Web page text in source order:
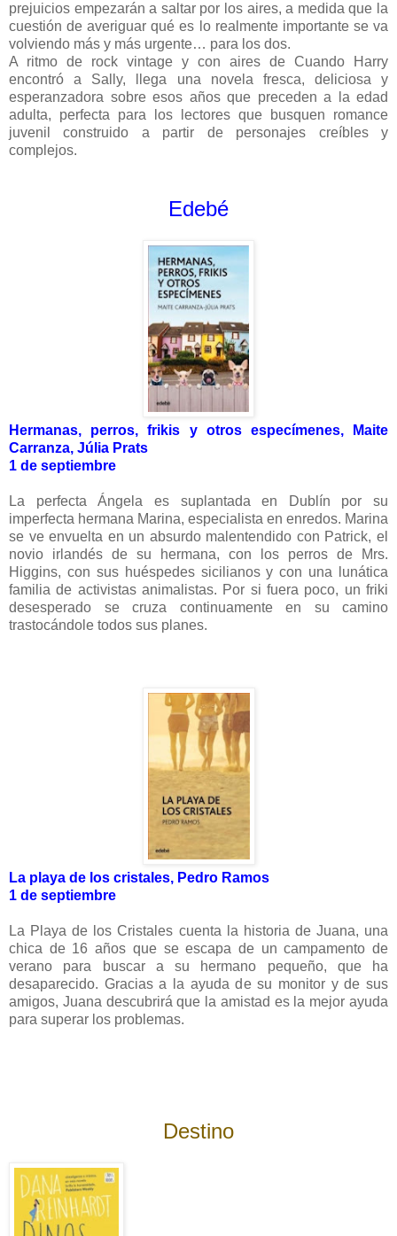
prejuicios empezarán a saltar por los aires, a medida que la
cuestión de averiguar qué es lo realmente importante se va
volviendo más y más urgente… para los dos.
A ritmo de rock vintage y con aires de Cuando Harry
encontró a Sally, llega una novela fresca, deliciosa y
esperanzadora sobre esos años que preceden a la edad
adulta, perfecta para los lectores que busquen romance
juvenil construido a partir de personajes creíbles y
complejos.
Edebé
Hermanas, perros, frikis y otros especímenes, Maite
Carranza, Júlia Prats
1 de septiembre
La perfecta Ángela es suplantada en Dublín por su
imperfecta hermana Marina, especialista en enredos. Marina
se ve envuelta en un absurdo malentendido con Patrick, el
novio irlandés de su hermana, con los perros de Mrs.
Higgins, con sus huéspedes sicilianos y con una lunática
familia de activistas animalistas. Por si fuera poco, un friki
desesperado se cruza continuamente en su camino
trastocándole todos sus planes.
La playa de los cristales, Pedro Ramos
1 de septiembre
La Playa de los Cristales cuenta la historia de Juana, una
chica de 16 años que se escapa de un campamento de
verano para buscar a su hermano pequeño, que ha
desaparecido. Gracias a la ayuda de su monitor y de sus
amigos, Juana descubrirá que la amistad es la mejor ayuda
para superar los problemas.
Destino